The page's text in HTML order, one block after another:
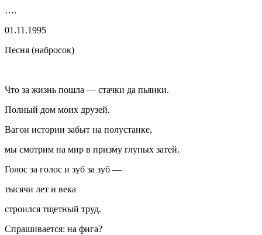
….
01.11.1995
Песня (набросок)
Что за жизнь пошла — стачки да пьянки.
Полный дом моих друзей.
Вагон истории забыт на полустанке,
мы смотрим на мир в призму глупых затей.
Голос за голос и зуб за зуб —
тысячи лет и века
строился тщетный труд.
Спрашивается: на фига?